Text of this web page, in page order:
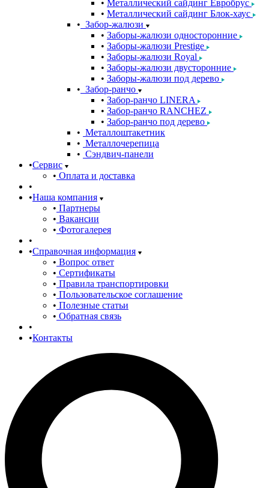
Металлический сайдинг Евробрус
Металлический сайдинг Блок-хаус
Забор-жалюзи
Заборы-жалюзи односторонние
Заборы-жалюзи Prestige
Заборы-жалюзи Royal
Заборы-жалюзи двусторонние
Заборы-жалюзи под дерево
Забор-ранчо
Забор-ранчо LINERA
Забор-ранчо RANCHEZ
Забор-ранчо под дерево
Металлоштакетник
Металлочерепица
Сэндвич-панели
Сервис
Оплата и доставка
Наша компания
Партнеры
Вакансии
Фотогалерея
Справочная информация
Вопрос ответ
Сертификаты
Правила транспортировки
Пользовательское соглашение
Полезные статьи
Обратная связь
Контакты